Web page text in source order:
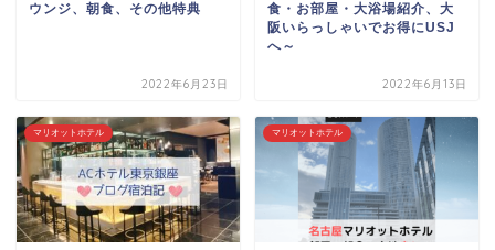
ウンジ、朝食、その他特典
2022年6月23日
食・お部屋・大浴場紹介、大
阪いらっしゃいでお得にUSJ
へ～
2022年6月13日
マリオットホテル マリオットホテル